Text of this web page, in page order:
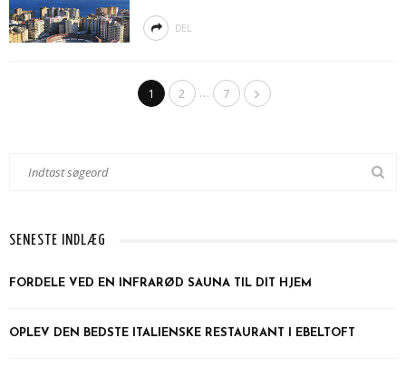
DEL
1 2 … 7
SENESTE INDLÆG
FORDELE VED EN INFRARØD SAUNA TIL DIT HJEM
OPLEV DEN BEDSTE ITALIENSKE RESTAURANT I EBELTOFT